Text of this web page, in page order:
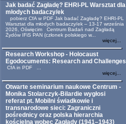
Jak badać Zagładę? EHRI-PL Warsztat dla
młodych badaczy/ek
pobierz CfA w PDF Jak badać Zagładę? EHRI-PL
Warsztat dla młodych badaczy/ek – 13-17 września
2026, Oświęcim Centrum Badań nad Zagładą
Żydów IFiS PAN (członek polskiego w...
więcej...
Research Workshop - Holocaust
Egodocuments: Research and Challenges
CfA in PDF ...
więcej...
Otwarte seminarium naukowe Centrum -
Monika Stolarczyk-Bilardie wygłosi
referat pt. Mobilni świadkowie i
transnarodowe sieci: Zagraniczni
pośrednicy oraz polska hierarchia
kościelna wobec Zagłady (1941–1943)